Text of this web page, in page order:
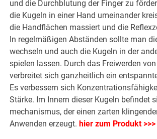
und die Durchblutung der Finger zu
die Kugeln in einer Hand umeinander
die Handflächen massiert und die
In regelmäßigen Abständen sollte man
wechseln und auch die Kugeln in der
spielen lassen. Durch das Freiwerden
verbreitet sich ganzheitlich ein
Es verbessern sich
Stärke. Im Innern dieser Kugeln befindet
mechanismus, der einen zarten
Anwenden erzeugt. hier zum Produkt >>>